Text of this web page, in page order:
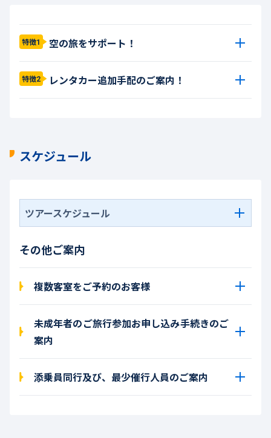
特徴1 空の旅をサポート！
特徴2 レンタカー追加手配のご案内！
スケジュール
ツアースケジュール
その他ご案内
複数客室をご予約のお客様
未成年者のご旅行参加お申し込み手続きのご
案内
添乗員同行及び、最少催行人員のご案内